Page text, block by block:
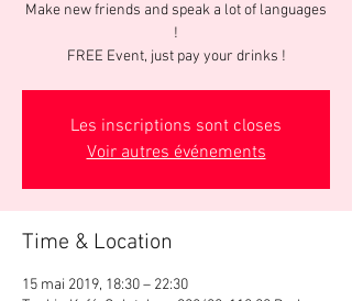
Make new friends and speak a lot of languages
!
FREE Event, just pay your drinks !
Les inscriptions sont closes
Voir autres événements
Time & Location
15 mai 2019, 18:30 – 22:30